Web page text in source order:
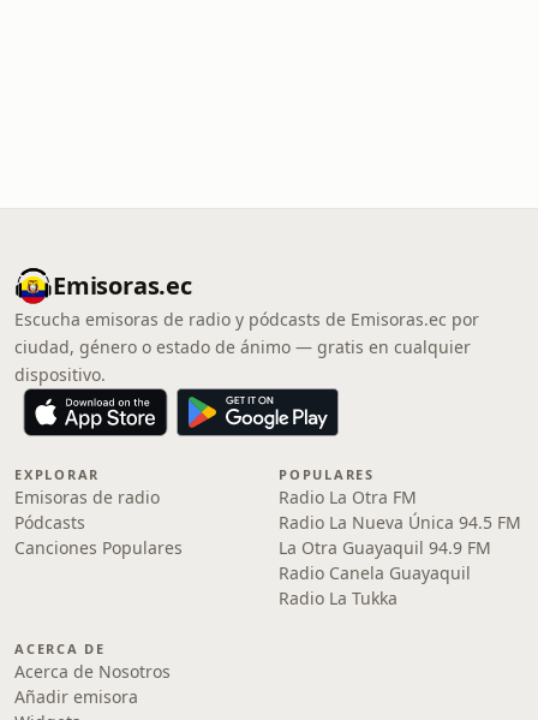
Emisoras.ec
Escucha emisoras de radio y pódcasts de Emisoras.ec por
ciudad, género o estado de ánimo — gratis en cualquier
dispositivo.
EXPLORAR
Emisoras de radio
Pódcasts
Canciones Populares
POPULARES
Radio La Otra FM
Radio La Nueva Única 94.5 FM
La Otra Guayaquil 94.9 FM
Radio Canela Guayaquil
Radio La Tukka
ACERCA DE
Acerca de Nosotros
Añadir emisora